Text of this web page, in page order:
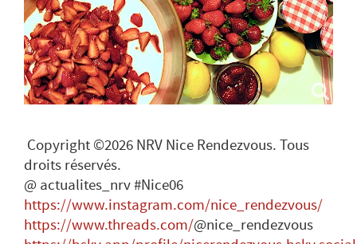
Copyright ©2026 NRV Nice Rendezvous. Tous
droits réservés.
@ actualites_nrv #Nice06
https://www.instagram.com/nice_rendezvous/
https://www.threads.com/@nice_rendezvous